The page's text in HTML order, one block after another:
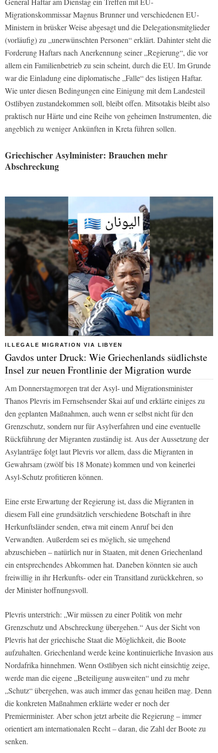
Migrationskommissar Magnus Brunner und verschiedenen EU-
Ministern in brüsker Weise abgesagt und die Delegationsmitglieder
(vorläufig) zu „unerwünschten Personen“ erklärt. Dahinter steht die
Forderung Haftars nach Anerkennung seiner „Regierung“, die vor
allem ein Familienbetrieb zu sein scheint, durch die EU. Im Grunde
war die Einladung eine diplomatische „Falle“ des listigen Haftar.
Wie unter diesen Bedingungen eine Einigung mit dem Landesteil
Ostlibyen zustandekommen soll, bleibt offen. Mitsotakis bleibt also
praktisch nur Härte und eine Reihe von geheimen Instrumenten, die
angeblich zu weniger Ankünften in Kreta führen sollen.
Griechischer Asylminister: Brauchen mehr
Abschreckung
ILLEGALE MIGRATION VIA LIBYEN
Gavdos unter Druck: Wie Griechenlands südlichste
Insel zur neuen Frontlinie der Migration wurde
Am Donnerstagmorgen trat der Asyl- und Migrationsminister
Thanos Plevris im Fernsehsender Skai auf und erklärte einiges zu
den geplanten Maßnahmen, auch wenn er selbst nicht für den
Grenzschutz, sondern nur für Asylverfahren und eine eventuelle
Rückführung der Migranten zuständig ist. Aus der Aussetzung der
Asylanträge folgt laut Plevris vor allem, dass die Migranten in
Gewahrsam (zwölf bis 18 Monate) kommen und von keinerlei
Asyl-Schutz profitieren können.
Eine erste Erwartung der Regierung ist, dass die Migranten in
diesem Fall eine grundsätzlich verschiedene Botschaft in ihre
Herkunftsländer senden, etwa mit einem Anruf bei den
Verwandten. Außerdem sei es möglich, sie umgehend
abzuschieben – natürlich nur in Staaten, mit denen Griechenland
ein entsprechendes Abkommen hat. Daneben könnten sie auch
freiwillig in ihr Herkunfts- oder ein Transitland zurückkehren, so
der Minister hoffnungsvoll.
Plevris unterstrich: „Wir müssen zu einer Politik von mehr
Grenzschutz und Abschreckung übergehen.“ Aus der Sicht von
Plevris hat der griechische Staat die Möglichkeit, die Boote
aufzuhalten. Griechenland werde keine kontinuierliche Invasion aus
Nordafrika hinnehmen. Wenn Ostlibyen sich nicht einsichtig zeige,
werde man die eigene „Beteiligung ausweiten“ und zu mehr
„Schutz“ übergehen, was auch immer das genau heißen mag. Denn
die konkreten Maßnahmen erklärte weder er noch der
Premierminister. Aber schon jetzt arbeite die Regierung – immer
orientiert am internationalen Recht – daran, die Zahl der Boote zu
senken.